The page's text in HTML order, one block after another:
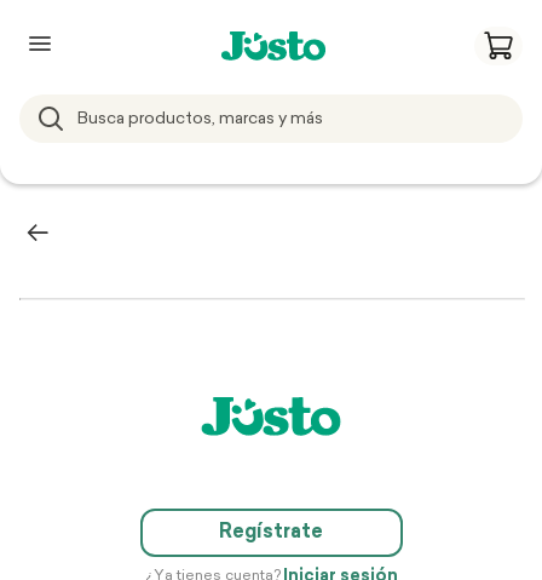
Regístrate
¿Ya tienes cuenta?